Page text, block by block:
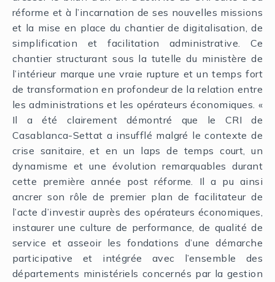
réforme et à l’incarnation de ses nouvelles missions
et la mise en place du chantier de digitalisation, de
simplification et facilitation administrative. Ce
chantier structurant sous la tutelle du ministère de
l’intérieur marque une vraie rupture et un temps fort
de transformation en profondeur de la relation entre
les administrations et les opérateurs économiques. «
Il a été clairement démontré que le CRI de
Casablanca-Settat a insufflé malgré le contexte de
crise sanitaire, et en un laps de temps court, un
dynamisme et une évolution remarquables durant
cette première année post réforme. Il a pu ainsi
ancrer son rôle de premier plan de facilitateur de
l’acte d’investir auprès des opérateurs économiques,
instaurer une culture de performance, de qualité de
service et asseoir les fondations d’une démarche
participative et intégrée avec l’ensemble des
départements ministériels concernés par la gestion